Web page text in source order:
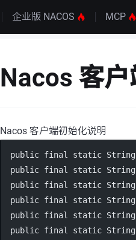
企业版 NACOS MCP
Nacos 客
Nacos 客户端初始化说明
public final static
public final static
public final static
public final static
public final static
public final static